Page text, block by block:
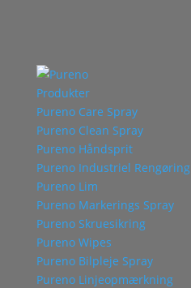
Produkter
Pureno Care Spray
Pureno Clean Spray
Pureno Håndsprit
Pureno Industriel Rengøring
Pureno Lim
Pureno Markerings Spray
Pureno Skruesikring
Pureno Wipes
Pureno Bilpleje Spray
Pureno Linjeopmærkning